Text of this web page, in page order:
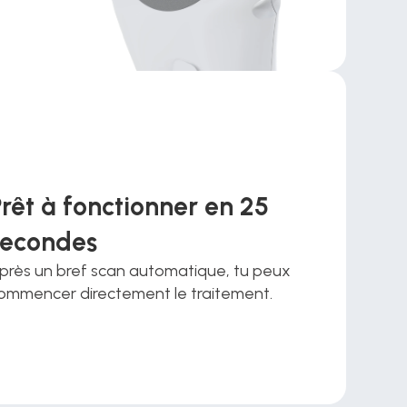
à fonctionner en 25
un bref scan automatique, tu peux
directement le traitement.